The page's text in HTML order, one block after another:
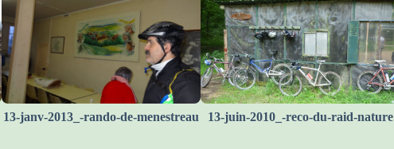
13-janv-2013_-rando-de-menestreau 13-juin-2010_-reco-du-raid-nature